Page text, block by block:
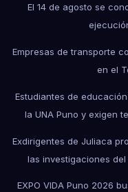
El 14 de agosto se
Empresas de transporte
en el
Estudiantes de
la UNA Puno y exigen
Exdirigentes de Juliaca
las investigaciones
EXPO VIDA Puno 2026